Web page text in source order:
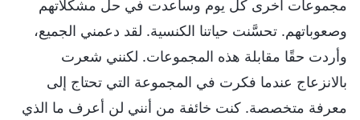
مجموعات أخرى كل يوم وساعدت في حل مشكلاتهم
وصعوباتهم. تحسَّنت حياتنا الكنسية. لقد دعمني الجميع،
وأردت حقًا مقابلة هذه المجموعات. لكنني شعرت
بالانزعاج عندما فكرت في المجموعة التي تحتاج إلى
معرفة متخصصة. كنت خائفة من أنني لن أعرف ما الذي